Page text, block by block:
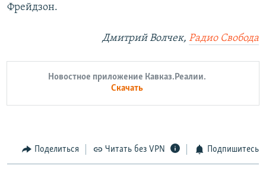
Фрейдзон.
Дмитрий Волчек, Радио Свобода
Новостное приложение Кавказ.Реалии.
Скачать
Поделиться Читать без VPN Подпишитесь